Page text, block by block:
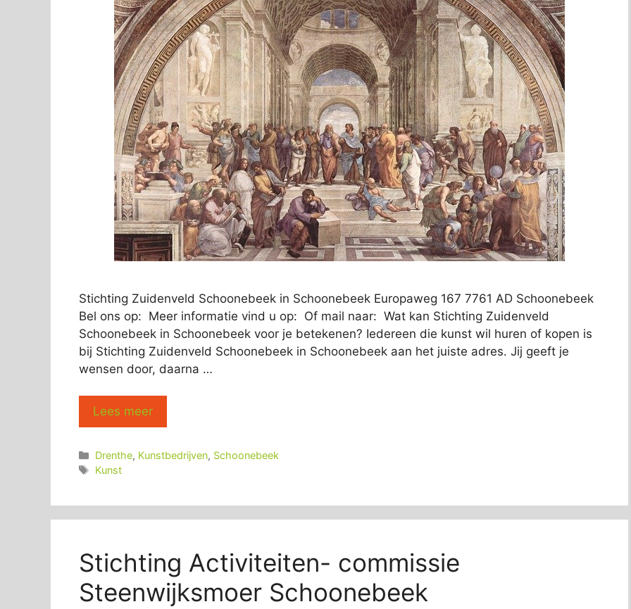
Stichting Zuidenveld Schoonebeek in Schoonebeek Europaweg 167 7761 AD Schoonebeek
Bel ons op: Meer informatie vind u op: Of mail naar: Wat kan Stichting Zuidenveld
Schoonebeek in Schoonebeek voor je betekenen? Iedereen die kunst wil huren of kopen is
bij Stichting Zuidenveld Schoonebeek in Schoonebeek aan het juiste adres. Jij geeft je
wensen door, daarna …
Lees meer
Categorieën
Drenthe, Kunstbedrijven, Schoonebeek
Tags
Kunst
Stichting Activiteiten- commissie
Steenwijksmoer Schoonebeek